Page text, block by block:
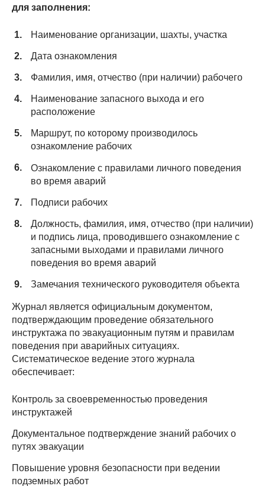
для заполнения:
Наименование организации, шахты, участка
Дата ознакомления
Фамилия, имя, отчество (при наличии) рабочего
Наименование запасного выхода и его
расположение
Маршрут, по которому производилось
ознакомление рабочих
Ознакомление с правилами личного поведения
во время аварий
Подписи рабочих
Должность, фамилия, имя, отчество (при наличии)
и подпись лица, проводившего ознакомление с
запасными выходами и правилами личного
поведения во время аварий
Замечания технического руководителя объекта
Журнал является официальным документом,
подтверждающим проведение обязательного
инструктажа по эвакуационным путям и правилам
поведения при аварийных ситуациях.
Систематическое ведение этого журнала
обеспечивает:
Контроль за своевременностью проведения
инструктажей
Документальное подтверждение знаний рабочих о
путях эвакуации
Повышение уровня безопасности при ведении
подземных работ